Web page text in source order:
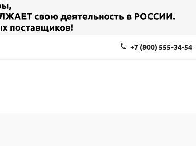
+7 (800) 555-34-54